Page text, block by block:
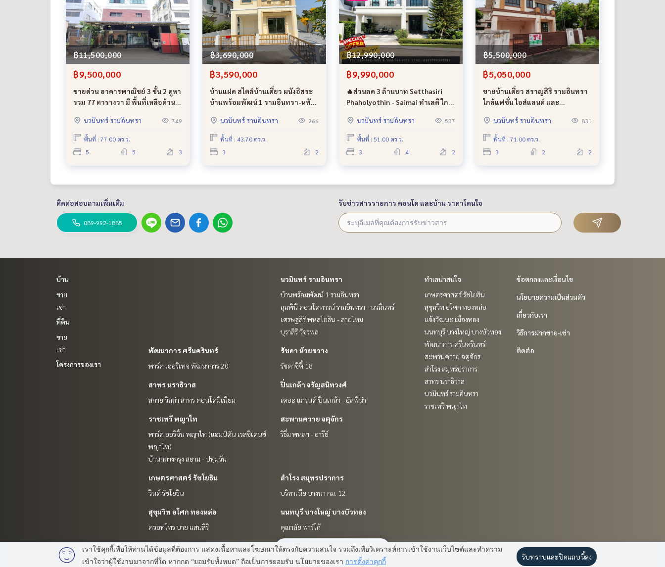
฿11,500,000
฿9,500,000
ขายด่วน อาคารพาณิชย์ 3 ชั้น 2 คูหา
รวม 77 ตารางวา มี พื้นที่เหลือด้าน
รามอินทรา 109 สภาพสวย
นวมินทร์ รามอินทรา 749
พื้นที่ : 77.00 ตร.ว.
5
5 3
฿3,690,000
฿3,590,000
บ้านแฝด สไตล์บ้านเดี่ยว ผนังอิสระ
บ้านพร้อมพัฒน์ 1 รามอินทรา-หทัย
รถไฟฟ้า ใกล้ห้าง
นวมินทร์ รามอินทรา 266
พื้นที่ : 43.70 ตร.ว.
3
2
฿12,990,000
฿9,990,000
🔥ส่วนลด 3 ล้านบาท Setthasiri
Phaholyothin - Saimai ทำเลดี ใกล้
ใหม่ หน้าโครงการ ถนนเมน ฟรี ค่า
ส่วนกลาง
นวมินทร์ รามอินทรา 537
พื้นที่ : 51.00 ตร.ว.
3
4 2
฿5,500,000
฿5,050,000
ขายบ้านเดี่ยว สราญสิริ รามอินทรา
ใกล้แฟชั่น ไอส์แลนด์ และ
สัญญารีโนเวท
นวมินทร์ รามอินทรา 831
พื้นที่ : 71.00 ตร.ว.
3
2 2
มี2คนกำลังดูประกาศนี้
ติดต่อสอบถามเพิ่มเติม
089-992-1885
รับข่าวสารรายการ คอนโด และบ้าน ราคาโดนใจ
บ้าน
ขาย
เช่า
ที่ดิน
ขาย
เช่า
โครงการของเรา
นวมินทร์ รามอินทรา
บ้านพร้อมพัฒน์ 1 รามอินทรา
ลุมพินี คอนโดทาวน์ รามอินทรา - นวมินทร์
เศรษฐสิริ พหลโยธิน - สายไหม
บุราสิริ วัชรพล
พัฒนาการ ศรีนครินทร์
พาร์ค เฮอริเทจ พัฒนาการ 20
รัชดา ห้วยขวาง
รัชดาซิตี้ 18
สาทร นราธิวาส
สกาย วิลล่า สาทร คอนโดมิเนียม
ปิ่นเกล้า จรัญสนิทวงศ์
เดอะ แกรนด์ ปิ่นเกล้า - อัลพีน่า
ราชเทวี พญาไท
พาร์ค ออริจิ้น พญาไท (แฮมป์ตัน เรสซิเดนซ์
พญาไท)
บ้านกลางกรุง สยาม - ปทุมวัน
สะพานควาย จตุจักร
ริธึ่ม พหลฯ - อารีย์
เกษตรศาสตร์ รัชโยธิน
วินด์ รัชโยธิน
สำโรง สมุทรปราการ
บริทาเนีย บางนา กม. 12
สุขุมวิท อโศก ทองหล่อ
ควอทโทร บาย แสนสิริ
นนทบุรี บางใหญ่ บางบัวทอง
คุณาลัย พาร์โก้
ทำเลน่าสนใจ
เกษตรศาสตร์ รัชโยธิน
สุขุมวิท อโศก ทองหล่อ
แจ้งวัฒนะ เมืองทอง
นนทบุรี บางใหญ่ บางบัวทอง
พัฒนาการ ศรีนครินทร์
สะพานควาย จตุจักร
สำโรง สมุทรปราการ
สาทร นราธิวาส
นวมินทร์ รามอินทรา
ราชเทวี พญาไท
ข้อตกลงและเงื่อนไข
นโยบายความเป็นส่วนตัว
เกี่ยวกับเรา
วิธีการฝากขาย-เช่า
ติดต่อ
Power byLivinginsider.com
เราใช้คุกกี้เพื่อให้ท่านได้ข้อมูลที่ต้องการ แสดงเนื้อหาและโฆษณาให้ตรงกับความสนใจ รวมถึงเพื่อวิเคราะห์การเข้าใช้งานเว็บไซต์และทำความ
เข้าใจว่าผู้ใช้งานมาจากที่ใด หากกด “ยอมรับทั้งหมด” ถือเป็นการยอมรับ นโยบายของเรา การตั้งค่าคุกกี้
รับทราบและปิดแถบนี้ลง